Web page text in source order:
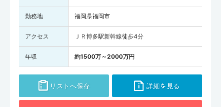
勤務地 福岡県福岡市
アクセス ＪＲ博多駅新幹線徒歩4分
年収 約1500万～2000万円
リストへ保存 詳細を見る